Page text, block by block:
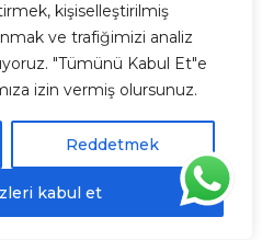
kişiselleştirilmiş
ve trafiğimizi analiz
"Tümünü Kabul Et"e
izin vermiş olursunuz.
Reddetmek
kabul et